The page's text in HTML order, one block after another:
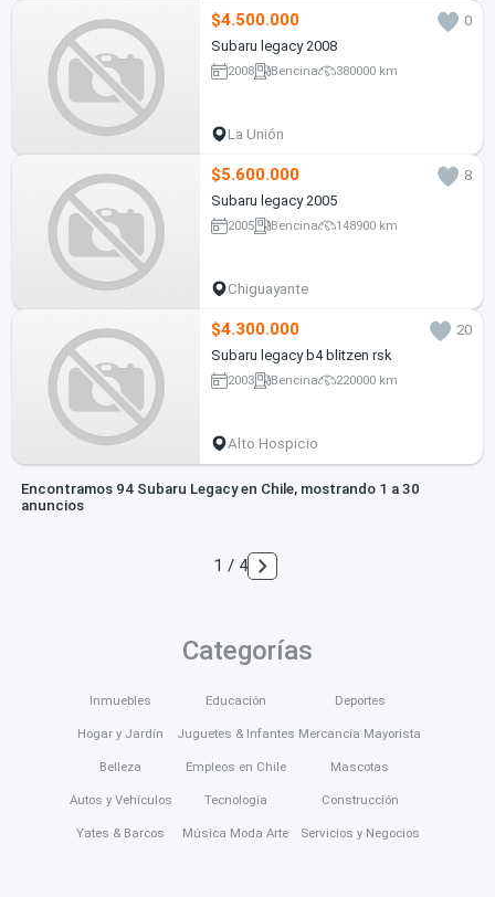
$4.500.000
0
Subaru legacy 2008
2008 Bencina 380000 km
La Unión
$5.600.000
8
Subaru legacy 2005
2005 Bencina 148900 km
Chiguayante
$4.300.000
20
Subaru legacy b4 blitzen rsk
2003 Bencina 220000 km
Alto Hospicio
Encontramos 94 Subaru Legacy en Chile, mostrando 1 a 30
anuncios
1 / 4
Categorías
Inmuebles
Hogar y Jardín
Belleza
Autos y Vehículos
Yates & Barcos
Educación
Juguetes & Infantes
Empleos en Chile
Tecnología
Música Moda Arte
Deportes
Mercancía Mayorista
Mascotas
Construcción
Servicios y Negocios